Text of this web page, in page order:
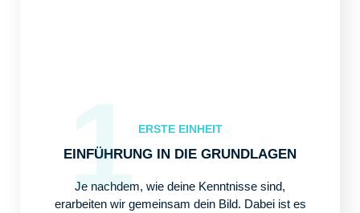
ERSTE EINHEIT
EINFÜHRUNG IN DIE GRUNDLAGEN
Je nachdem, wie deine Kenntnisse sind,
erarbeiten wir gemeinsam dein Bild. Dabei ist es
1